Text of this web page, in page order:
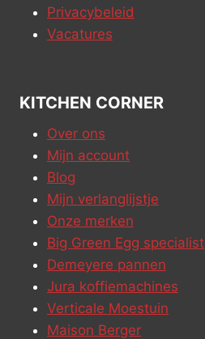
Privacybeleid
Vacatures
KITCHEN CORNER
Over ons
Mijn account
Blog
Mijn verlanglijstje
Onze merken
Big Green Egg specialist
Demeyere pannen
Jura koffiemachines
Verticale Moestuin
Maison Berger